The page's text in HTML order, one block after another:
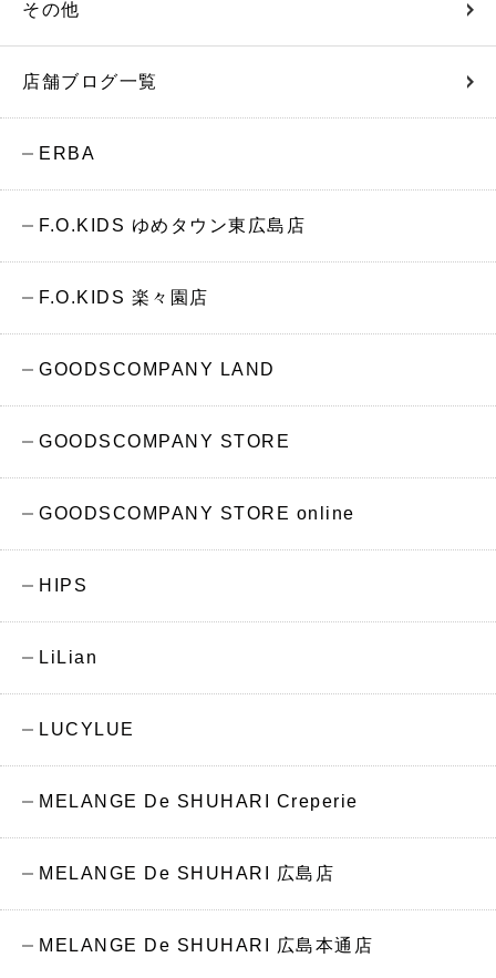
その他
店舗ブログ一覧
ERBA
F.O.KIDS ゆめタウン東広島店
F.O.KIDS 楽々園店
GOODSCOMPANY LAND
GOODSCOMPANY STORE
GOODSCOMPANY STORE online
HIPS
LiLian
LUCYLUE
MELANGE De SHUHARI Creperie
MELANGE De SHUHARI 広島店
MELANGE De SHUHARI 広島本通店